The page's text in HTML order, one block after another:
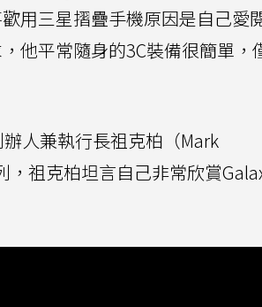
用三星摺疊手機原因是自己愛
他平常隨身的3C裝備很簡單，
人兼執行長祖克柏（Mark
祖克柏坦言自己非常欣賞